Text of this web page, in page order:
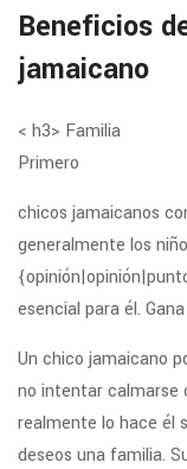
Beneficios
jamaicano
< h3> Familia
Primero
chicos jamaicanos
generalmente los
esencial para él.
Un chico jamaicano
no intentar calmarse
realmente lo hace él
deseos una familia.